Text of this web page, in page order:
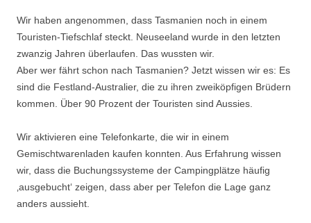
Wir haben angenommen, dass Tasmanien noch in einem
Touristen-Tiefschlaf steckt. Neuseeland wurde in den letzten
zwanzig Jahren überlaufen. Das wussten wir.
Aber wer fährt schon nach Tasmanien? Jetzt wissen wir es: Es
sind die Festland-Australier, die zu ihren zweiköpfigen Brüdern
kommen. Über 90 Prozent der Touristen sind Aussies.
Wir aktivieren eine Telefonkarte, die wir in einem
Gemischtwarenladen kaufen konnten. Aus Erfahrung wissen
wir, dass die Buchungssysteme der Campingplätze häufig
‚ausgebucht‘ zeigen, dass aber per Telefon die Lage ganz
anders aussieht.